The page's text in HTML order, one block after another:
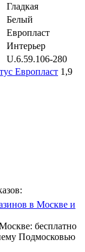
Гладкая
Белый
Европласт
Интерьер
U.6.59.106-280
Европласт 1,9
в Москве и
бесплатно
Подмосковью